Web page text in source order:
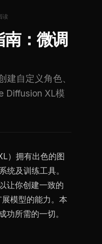
读
南：微调
建自定义角色、
Diffusion XL模
）拥有出色的图
统及训练工具。
让你创建一致的
模型的能力。本
所需的一切。